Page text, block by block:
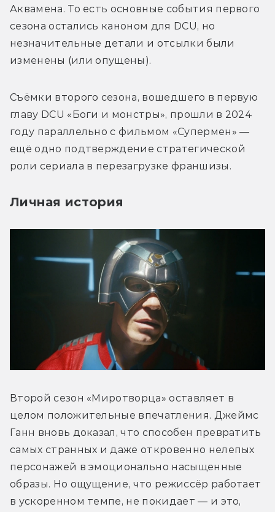
Аквамена. То есть основные события первого
сезона остались каноном для DCU, но
незначительные детали и отсылки были
изменены (или опущены).
Съёмки второго сезона, вошедшего в первую
главу DCU «Боги и монстры», прошли в 2024
году параллельно с фильмом «Супермен» —
ещё одно подтверждение стратегической
роли сериала в перезагрузке франшизы.
Личная история
Второй сезон «Миротворца» оставляет в
целом положительные впечатления. Джеймс
Ганн вновь доказал, что способен превратить
самых странных и даже откровенно нелепых
персонажей в эмоционально насыщенные
образы. Но ощущение, что режиссёр работает
в ускоренном темпе, не покидает — и это,